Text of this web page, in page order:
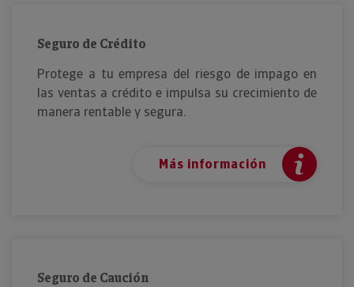
Seguro de Crédito
Protege a tu empresa del riesgo de impago en
las ventas a crédito e impulsa su crecimiento de
manera rentable y segura.
Más información
Seguro de Caución